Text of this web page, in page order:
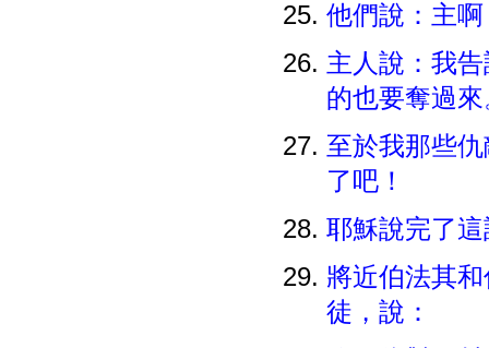
他們說：主
主人說：我
的也要奪過
至於我那些
了吧！
耶穌說完了
將近伯法其
徒，說：